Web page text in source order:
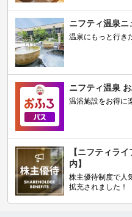
ニフティ温泉ニ
温泉にもっと行き
ニフティ温泉
温浴施設をお得に
【ニフティラ
内】
株主優待制度で人
拡充されました！